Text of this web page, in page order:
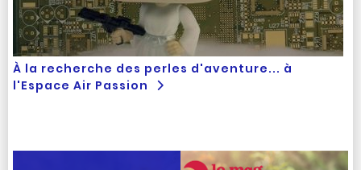
À la recherche des perles d'aventure... à
l'Espace Air Passion